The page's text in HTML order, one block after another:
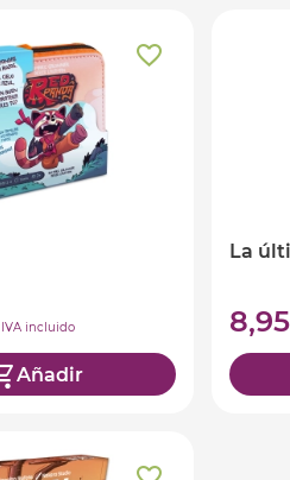
IVA incluido
Añadir
La